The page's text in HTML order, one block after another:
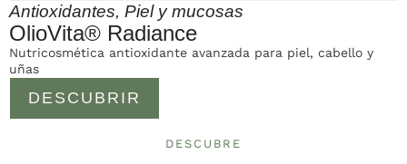
Antioxidantes, Piel y mucosas
OlioVita® Radiance
DESCUBRIR
Nutricosmética antioxidante avanzada para piel, cabello y
uñas
DESCUBRE